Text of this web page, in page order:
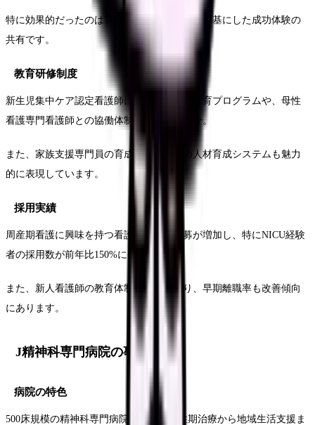
特に効果的だったのは、実際の退院支援事例を基にした成功体験の
共有です。
教育研修制度
新生児集中ケア認定看護師による段階的な教育プログラムや、母性
看護専門看護師との協働体制を具体的に紹介。
また、家族支援専門員の育成など、独自の人材育成システムも魅力
的に表現しています。
採用実績
周産期看護に興味を持つ看護師からの応募が増加し、特にNICU経験
者の採用数が前年比150%に向上。
また、新人看護師の教育体制の充実により、早期離職率も改善傾向
にあります。
J精神科専門病院の事例
病院の特色
500床規模の精神科専門病院として、急性期治療から地域生活支援ま